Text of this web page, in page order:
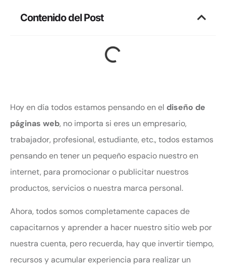
Contenido del Post
Hoy en día todos estamos pensando en el diseño de
páginas web, no importa si eres un empresario,
trabajador, profesional, estudiante, etc., todos estamos
pensando en tener un pequeño espacio nuestro en
internet, para promocionar o publicitar nuestros
productos, servicios o nuestra marca personal.
Ahora, todos somos completamente capaces de
capacitarnos y aprender a hacer nuestro sitio web por
nuestra cuenta, pero recuerda, hay que invertir tiempo,
recursos y acumular experiencia para realizar un